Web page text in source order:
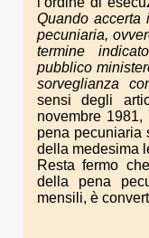
Quando accerta
pecuniaria,
termine
pubblico
sorveglianza
sensi degli
novembre
pena pecuniaria
della medesima
Resta fermo
della pena
mensili, è